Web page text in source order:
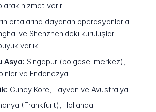
hizmet verir
ortalarına dayanan operasyonlarla
ve Shenzhen'deki kuruluşlar
varlık
Asya: Singapur (bölgesel merkez),
ve Endonezya
Güney Kore, Tayvan ve Avustralya
(Frankfurt), Hollanda